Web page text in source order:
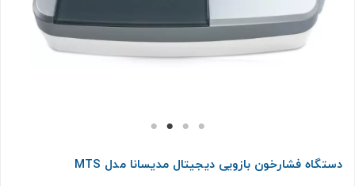
دستگاه فشارخون بازویی دیجیتال مدیسانا مدل MTS